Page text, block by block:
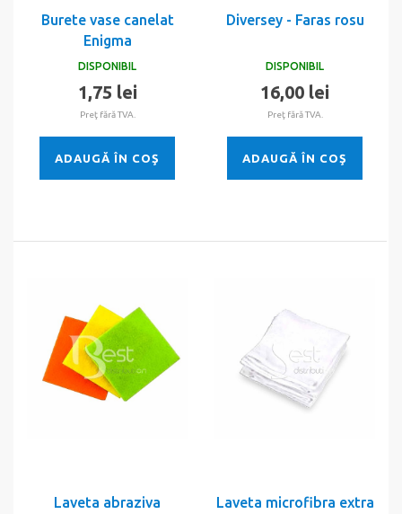
Burete vase canelat
Enigma
DISPONIBIL
1,75 lei
Preţ fără TVA.
ADAUGĂ ÎN COŞ
Diversey - Faras rosu
DISPONIBIL
16,00 lei
Preţ fără TVA.
ADAUGĂ ÎN COŞ
Laveta abraziva
Laveta microfibra extra